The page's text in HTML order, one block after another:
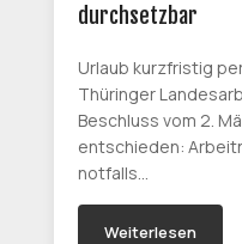
durchsetzbar
Urlaub kurzfristig
Thüringer
Beschluss vom 2.
entschieden:
notfalls…
Weiterlesen